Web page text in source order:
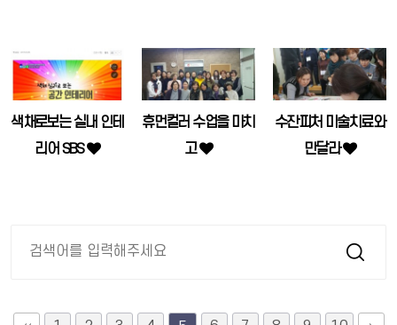
색채로보는 실내 인테
리어 SBS
휴먼컬러 수업을 마치
고
수잔피처 미술치료와
만달라